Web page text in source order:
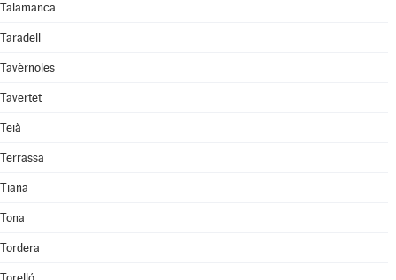
Talamanca
Taradell
Tavèrnoles
Tavertet
Teià
Terrassa
Tiana
Tona
Tordera